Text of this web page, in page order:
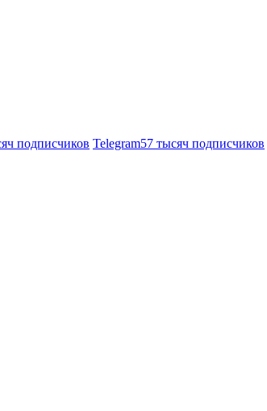
подписчиков Telegram57 тысяч подписчиков